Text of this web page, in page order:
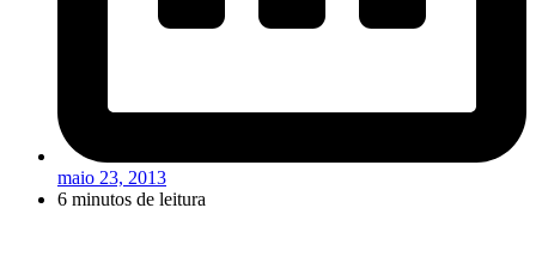
maio 23, 2013
6 minutos de leitura